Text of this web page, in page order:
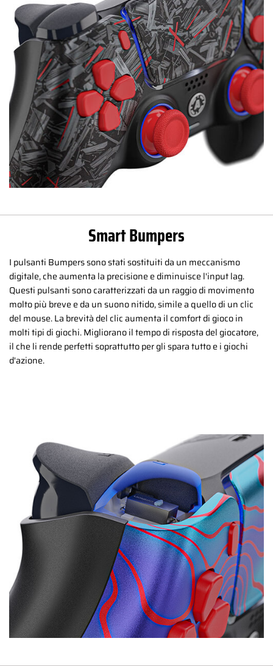
Smart Bumpers
I pulsanti Bumpers sono stati sostituiti da un meccanismo
digitale, che aumenta la precisione e diminuisce l'input lag.
Questi pulsanti sono caratterizzati da un raggio di movimento
molto più breve e da un suono nitido, simile a quello di un clic
del mouse. La brevità del clic aumenta il comfort di gioco in
molti tipi di giochi. Migliorano il tempo di risposta del giocatore,
il che li rende perfetti soprattutto per gli spara tutto e i giochi
d'azione.